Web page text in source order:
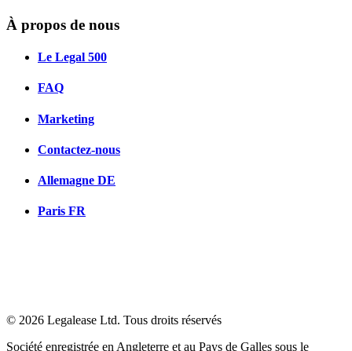
À propos de nous
Le Legal 500
FAQ
Marketing
Contactez-nous
Allemagne DE
Paris FR
© 2026 Legalease Ltd. Tous droits réservés
Société enregistrée en Angleterre et au Pays de Galles sous le